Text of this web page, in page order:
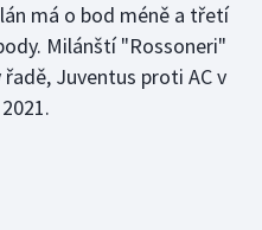
má o bod méně a třetí
Milánští "Rossoneri"
Juventus proti AC v